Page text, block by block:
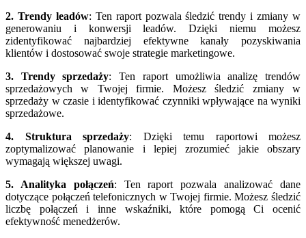
2. Trendy leadów: Ten raport pozwala śledzić trendy i zmiany w
generowaniu i konwersji leadów. Dzięki niemu możesz
zidentyfikować najbardziej efektywne kanały pozyskiwania
klientów i dostosować swoje strategie marketingowe.
3. Trendy sprzedaży: Ten raport umożliwia analizę trendów
sprzedażowych w Twojej firmie. Możesz śledzić zmiany w
sprzedaży w czasie i identyfikować czynniki wpływające na wyniki
sprzedażowe.
4. Struktura sprzedaży: Dzięki temu raportowi możesz
zoptymalizować planowanie i lepiej zrozumieć jakie obszary
wymagają większej uwagi.
5. Analityka połączeń: Ten raport pozwala analizować dane
dotyczące połączeń telefonicznych w Twojej firmie. Możesz śledzić
liczbę połączeń i inne wskaźniki, które pomogą Ci ocenić
efektywność menedżerów.